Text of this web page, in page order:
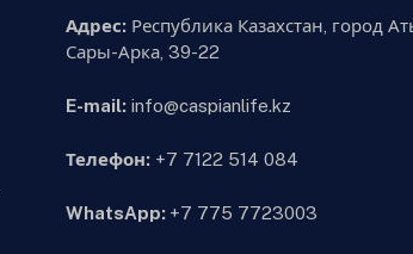
Адрес: Республика Казахстан, город
Сары-Арка, 39-22
E-mail: info@caspianlife.kz
Телефон: +7 7122 514 084
WhatsApp: +7 775 7723003